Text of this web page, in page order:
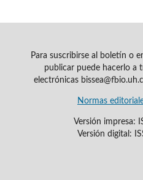
Para suscribirse al boletín o
publicar puede hacerlo a
electrónicas
Normas
Versión impresa:
Versión digital: